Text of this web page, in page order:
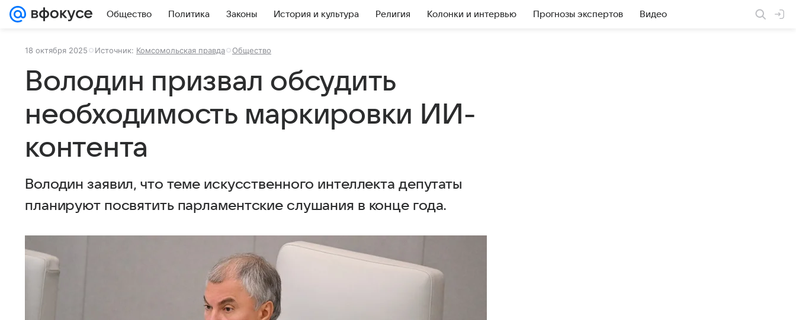
Общество Политика Законы История и культура Религия Колонки и интервью Прогнозы экспертов Видео
18 октября 2025 Источник: Комсомольская правда Общество
Володин призвал обсудить
необходимость маркировки ИИ-
контента
Володин заявил, что теме искусственного интеллекта депутаты
планируют посвятить парламентские слушания в конце года.